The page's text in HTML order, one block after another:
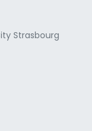
Strasbourg